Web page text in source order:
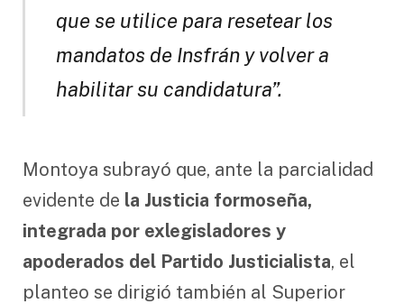
que se utilice para resetear los
mandatos de Insfrán y volver a
habilitar su candidatura”.
Montoya subrayó que, ante la parcialidad
evidente de la Justicia formoseña,
integrada por exlegisladores y
apoderados del Partido Justicialista, el
planteo se dirigió también al Superior